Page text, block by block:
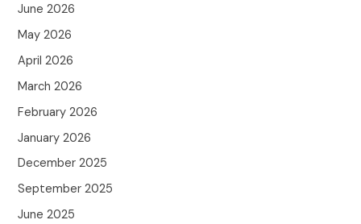
June 2026
May 2026
April 2026
March 2026
February 2026
January 2026
December 2025
September 2025
June 2025